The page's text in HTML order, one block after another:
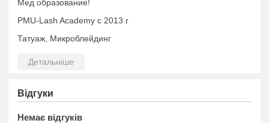
Мед образование!
PMU-Lash Academy с 2013 г
Татуаж, Микроблейдинг
Инструмент одноразовый.
Відгуки
Немає відгуків